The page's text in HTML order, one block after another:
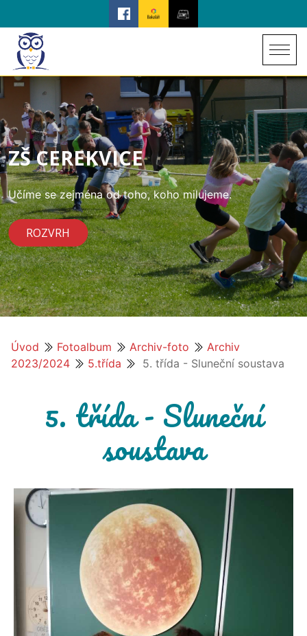
ZŠ CEREKVICE
Učíme se zejména od toho, koho milujeme.
ROZVRH
Úvod Fotoalbum Archiv-foto
Archiv
2023/2024
5.třída 5. třída - Sluneční soustava
5. třída - Sluneční
soustava